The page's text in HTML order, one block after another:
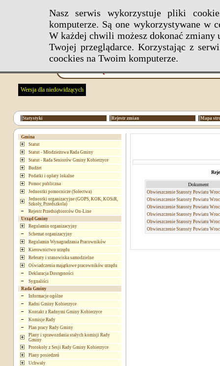
Nasz serwis wykorzystuje pliki
komputerze. Są one wykorzystywane w
W każdej chwili możesz dokonać
Twojej przeglądarce. Korzystając z
coockies na Twoim komputerze.
Wersja dla niedowidzących
Statystyki Rejestr zmian Mapa
Gmina
Statut
Statut - Młodzieżowa Rada Gminy
Statut - Rada Seniorów Gminy Kobierzyce
Budżet
Podatki i opłaty lokalne
Pomoc publiczna
Jednostki pomocnicze (Sołectwa)
Jednostki organizacyjne (GOPS, KOK, KOSiR,
Szkoły, Przedszkola)
Rejestr Przedsiębiorców On-Line
Urząd Gminy
Regulamin organizacyjny
Schemat organizacyjny
Regulamin Wynagradzania Pracowników
Kierownictwo urzędu
Referaty i stanowiska samodzielne
Oświadczenia majątkowe pracowników urzędu
Deklaracja Dostępności
Sygnaliści
Rada Gminy
Informacje ogólne
Radni Gminy Kobierzyce
Kontakt z Radnymi Gminy Kobierzyce
Komisje Rady
Plan pracy Rady Gminy
Plany i sprawozdania stałych komisji Rady
Gminy
Protokoły z Sesji Rady Gminy Kobierzyce
Plany posiedzeń
Uchwały
Dokument
Obwieszczenie Starosty Powiatu
Obwieszczenie Starosty Powiatu
Obwieszczenie Starosty Powiatu
Obwieszczenie Starosty Powiatu
Obwieszczenie Starosty Powiatu
Obwieszczenie Starosty Powiatu